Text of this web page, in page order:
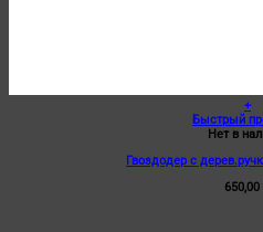
+
Быстрый
Нет в
Гвоздодер с
650,00